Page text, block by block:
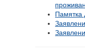
Памятка